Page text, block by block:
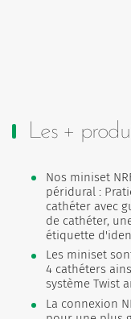
Les +
Nos miniset
péridural :
cathéter avec
de cathéter,
étiquette
Les miniset
4 cathéters
système Twist
La connexion